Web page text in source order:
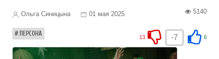
Ольга Синицына 01 мая 2025 5140
ПЕРСОНА 6
-7
13